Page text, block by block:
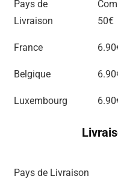
Pays de
Livraison
50€
France
Belgique
Luxembourg
Pays de Livraison